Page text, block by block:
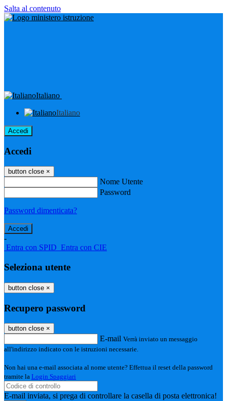
Salta al contenuto
Italiano
Italiano
Accedi
Accedi
button close ×
Nome Utente
Password
Password dimenticata?
-
Entra con SPID Entra con CIE
Seleziona utente
button close ×
Recupero password
button close ×
E-mail Verrà inviato un messaggio
all'indirizzo indicato con le istruzioni necessarie.
Non hai una e-mail associata al nome utente? Effettua il reset della password
tramite la Login Spaggiari
E-mail inviata, si prega di controllare la casella di posta elettronica!